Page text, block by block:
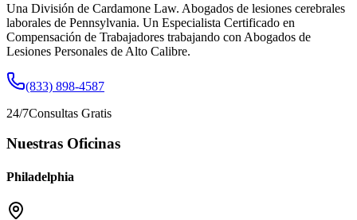
Una División de Cardamone Law. Abogados de lesiones cerebrales
laborales de Pennsylvania. Un Especialista Certificado en
Compensación de Trabajadores trabajando con Abogados de
Lesiones Personales de Alto Calibre.
(833) 898-4587
24/7Consultas Gratis
Nuestras Oficinas
Philadelphia